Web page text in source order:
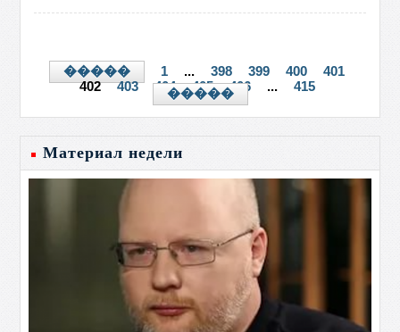
����� 1 ... 398 399 400
401
402
403 404 405 406 ... 415
�����
Материал недели